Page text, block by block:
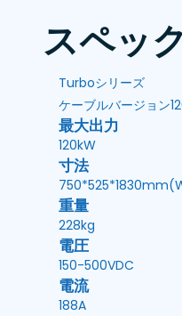
スペック
Turboシリーズ
ケーブルバージョン
最大出力
120kW
寸法
重量
228kg
電圧
150-500VDC
電流
188A